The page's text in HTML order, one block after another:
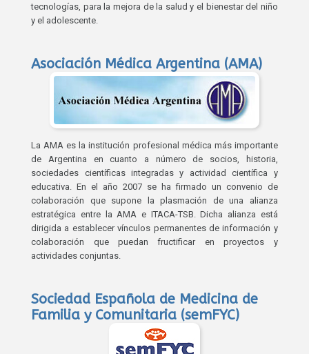
tecnologías, para la mejora de la salud y el bienestar del niño
y el adolescente.
Asociación Médica Argentina (AMA)
La AMA es la institución profesional médica más importante
de Argentina en cuanto a número de socios, historia,
sociedades científicas integradas y actividad científica y
educativa. En el año 2007 se ha firmado un convenio de
colaboración que supone la plasmación de una alianza
estratégica entre la AMA e ITACA-TSB. Dicha alianza está
dirigida a establecer vínculos permanentes de información y
colaboración que puedan fructificar en proyectos y
actividades conjuntas.
Sociedad Española de Medicina de
Familia y Comunitaria (semFYC)